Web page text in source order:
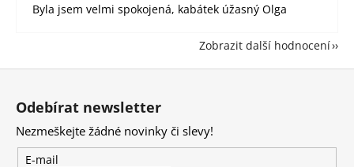
Byla jsem velmi spokojená, kabátek úžasný Olga
Zobrazit další hodnocení
Z
Odebírat newsletter
Nezmeškejte žádné novinky či slevy!
E-mail